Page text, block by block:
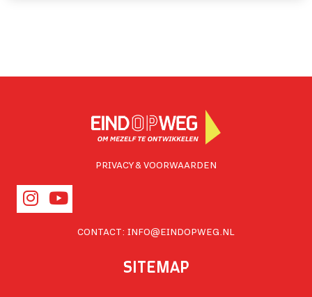
PRIVACY & VOORWAARDEN
CONTACT: INFO@EINDOPWEG.NL
SITEMAP